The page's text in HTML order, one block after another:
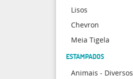
Lisos
Chevron
Meia Tigela
ESTAMPADOS
Animais - Diversos